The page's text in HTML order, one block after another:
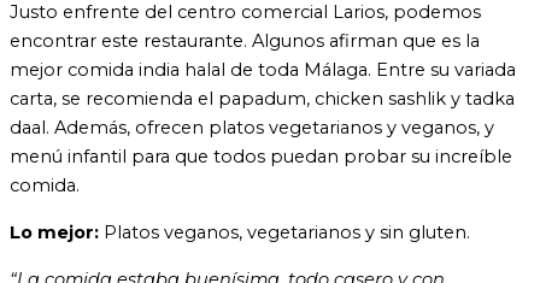
Justo enfrente del centro comercial Larios, podemos
encontrar este restaurante. Algunos afirman que es la
mejor comida india halal de toda Málaga. Entre su variada
carta, se recomienda el papadum, chicken sashlik y tadka
daal. Además, ofrecen platos vegetarianos y veganos, y
menú infantil para que todos puedan probar su increíble
comida.
Lo mejor: Platos veganos, vegetarianos y sin gluten.